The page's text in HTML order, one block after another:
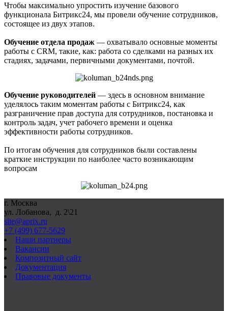
Чтобы максимально упростить изучение базового
функционала Битрикс24, мы провели обучение сотрудников,
состоящее из двух этапов.
Обучение отдела продаж — охватывало основные моменты
работы с CRM, такие, как: работа со сделками на разных их
стадиях, задачами, первичными документами, почтой.
Обучение руководителей — здесь в основном внимание
уделялось таким моментам работы с Битрикс24, как
разграничение прав доступа для сотрудников, постановка и
контроль задач, учет рабочего времени и оценка
эффективности работы сотрудников.
По итогам обучения для сотрудников были составлены
краткие инструкции по наиболее часто возникающим
вопросам
г. Москва
ул. Лобанова, д. 2\21
site@aprix.ru
+7 (499) 677-5629
Наши партнеры
Вакансии
Композитный сайт
Документация
Правовые документы